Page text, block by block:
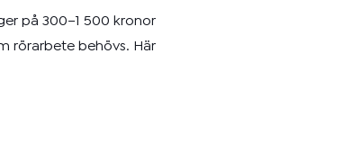
på 300–1 500 kronor
rörarbete behövs. Här